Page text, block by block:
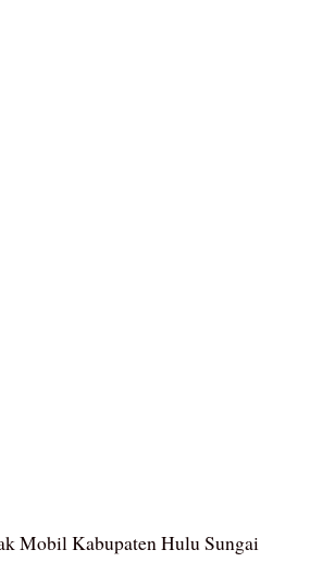
Mobil Kabupaten Hulu Sungai